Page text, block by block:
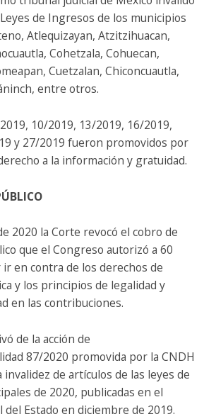
de Ingresos de los municipios
Atlequizayan, Atzitzihuacan,
Cohetzala, Cohuecan,
Cuetzalan, Chiconcuautla,
entre otros.
10/2019, 13/2019, 16/2019,
y 27/2019 fueron promovidos por
a la información y gratuidad.
2020 la Corte revocó el cobro de
que el Congreso autorizó a 60
en contra de los derechos de
y los principios de legalidad y
en las contribuciones.
de la acción de
87/2020 promovida por la CNDH
invalidez de artículos de las leyes de
de 2020, publicadas en el
del Estado en diciembre de 2019.